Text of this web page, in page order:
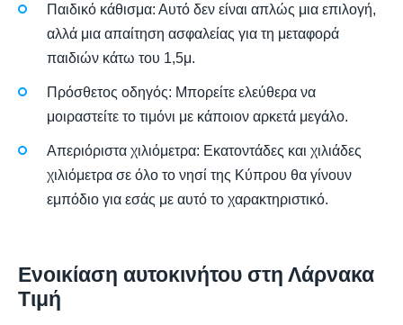
Παιδικό κάθισμα: Αυτό δεν είναι απλώς μια επιλογή,
αλλά μια απαίτηση ασφαλείας για τη μεταφορά
παιδιών κάτω του 1,5μ.
Πρόσθετος οδηγός: Μπορείτε ελεύθερα να
μοιραστείτε το τιμόνι με κάποιον αρκετά μεγάλο.
Απεριόριστα χιλιόμετρα: Εκατοντάδες και χιλιάδες
χιλιόμετρα σε όλο το νησί της Κύπρου θα γίνουν
εμπόδιο για εσάς με αυτό το χαρακτηριστικό.
Ενοικίαση αυτοκινήτου στη Λάρνακα
Τιμή